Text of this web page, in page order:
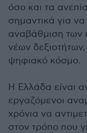
όσο και τα
σημαντικά για
αναβάθμιση των
νέων
ψηφιακό κόσμο.
Η Ελλάδα είναι
εργαζόμενοι
χρόνια να
στον τρόπο που